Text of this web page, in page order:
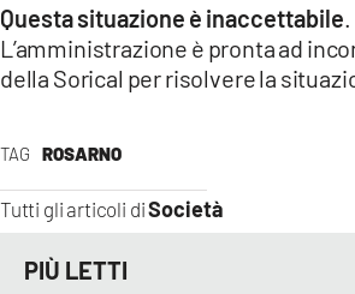
TAG ROSARNO
Tutti gli articoli diSocietà
Questa situazione è inaccettabile
L’amministrazione è pronta ad
della Sorical per risolvere la
PIÙ LETTI